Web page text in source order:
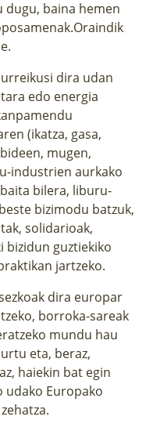
baina hemen
dira udan
edo energia
(ikatza, gasa,
mugen,
industrien aurkako
bilera, liburu-
bizimodu batzuk,
solidarioak,
bizidun guztiekiko
jartzeko.
dira europar
borroka-sareak
mundu hau
eta, beraz,
haiekin bat egin
udako Europako